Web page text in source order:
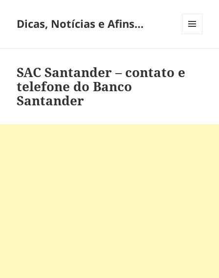
Dicas, Notícias e Afins…
SAC Santander – contato e
telefone do Banco
Santander